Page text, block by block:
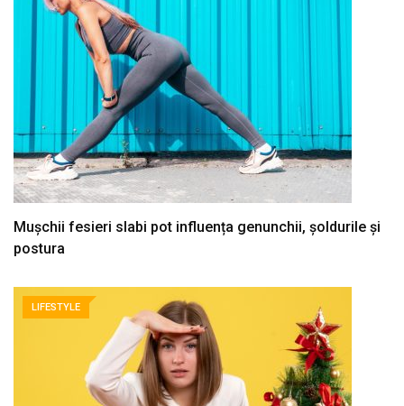
Mușchii fesieri slabi pot influența genunchii, șoldurile și
postura
LIFESTYLE